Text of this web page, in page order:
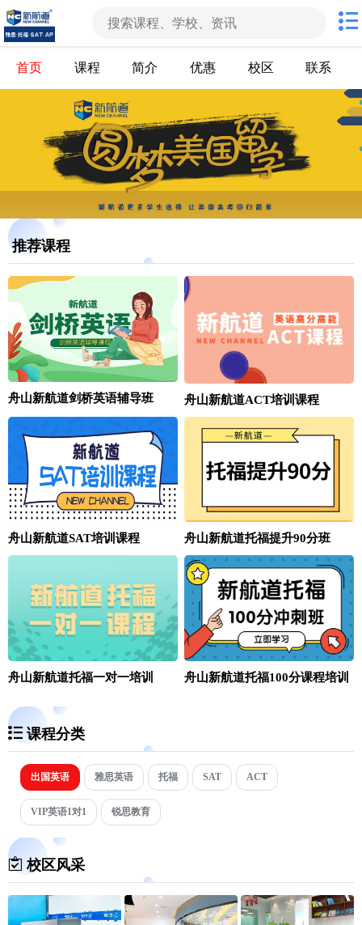
首页 课程 简介 优惠 校区 联系
推荐课程
舟山新航道剑桥英语辅导班 舟山新航道ACT培训课程
舟山新航道SAT培训课程 舟山新航道托福提升90分班
舟山新航道托福一对一培训 舟山新航道托福100分课程培训
课程分类
出国英语 雅思英语 托福 SAT ACT
VIP英语1对1 锐思教育
校区风采